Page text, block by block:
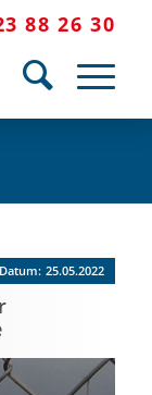
88 26 30
Datum: 25.05.2022